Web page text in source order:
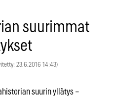
suurimmat
23.6.2016 14:43)
suurin yllätys –